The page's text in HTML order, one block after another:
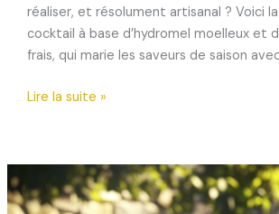
réaliser, et résolument artisanal ? Voici la
cocktail à base d’hydromel moelleux et
frais, qui marie les saveurs de saison
Brise
Melon
Hydromel
Lire la suite »